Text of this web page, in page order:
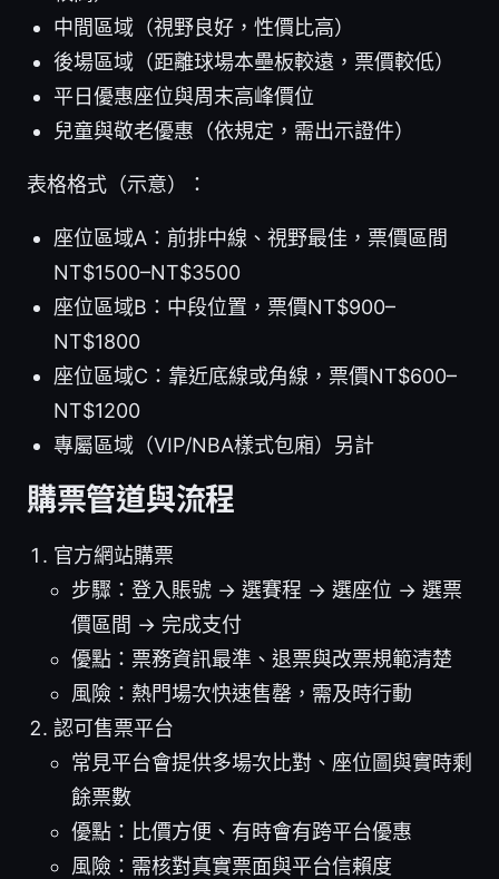
中間區域（視野良好，性價比高）
後場區域（距離球場本壘板較遠，票價較低）
平日優惠座位與周末高峰價位
兒童與敬老優惠（依規定，需出示證件）
表格格式（示意）：
座位區域A：前排中線、視野最佳，票價區間
NT$1500–NT$3500
座位區域B：中段位置，票價NT$900–
NT$1800
座位區域C：靠近底線或角線，票價NT$600–
NT$1200
專屬區域（VIP/NBA樣式包廂）另計
購票管道與流程
官方網站購票
步驟：登入賬號 -> 選賽程 -> 選座位 -> 選票
價區間 -> 完成支付
優點：票務資訊最準、退票與改票規範清楚
風險：熱門場次快速售罄，需及時行動
認可售票平台
常見平台會提供多場次比對、座位圖與實時剩
餘票數
優點：比價方便、有時會有跨平台優惠
風險：需核對真實票面與平台信賴度